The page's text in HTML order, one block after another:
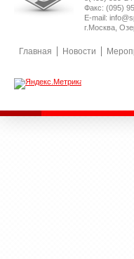
Факс: (095)
E-mail:
г.Москва,
Главная Новости